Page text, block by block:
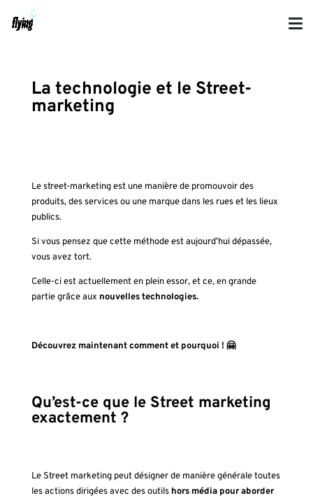
La technologie et le Street-
marketing
Le street-marketing est une manière de promouvoir des
produits, des services ou une marque dans les rues et les lieux
publics.
Si vous pensez que cette méthode est aujourd’hui dépassée,
vous avez tort.
Celle-ci est actuellement en plein essor, et ce, en grande
partie grâce aux nouvelles technologies.
Découvrez maintenant comment et pourquoi ! 🤗
Qu’est-ce que le Street marketing
exactement ?
Le Street marketing peut désigner de manière générale toutes
les actions dirigées avec des outilshors média pour aborder